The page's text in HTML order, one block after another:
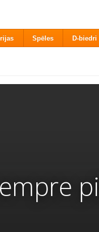
Spēles D-biedri